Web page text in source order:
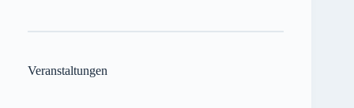
Veranstaltungen